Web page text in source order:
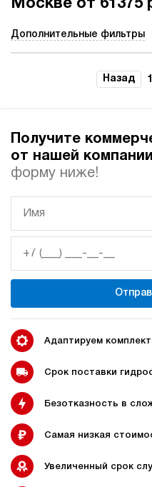
Ручные гидростанции
гидростанции
Гидростанция с домкратом
Гидростанции 220 Вольт
Гидростанции для свай
Москве от 61375
Дополнительные фильтры
Назад 1
Получите
от нашей
форму ниже!
Адаптируем
Срок поставки
Безотказность в
Самая низкая
Увеличенный срок